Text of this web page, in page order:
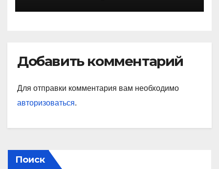
Добавить комментарий
Для отправки комментария вам необходимо
авторизоваться.
Поиск